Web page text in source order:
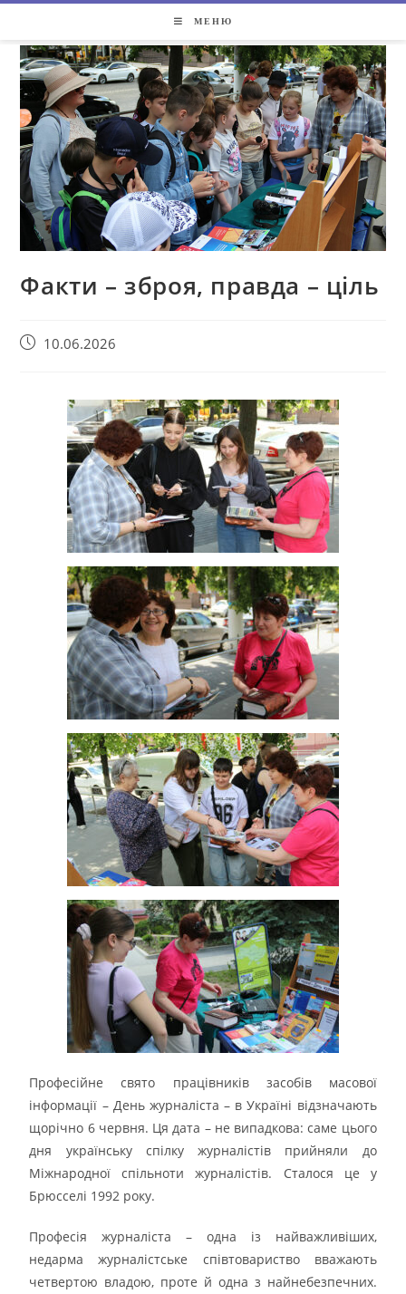
МЕНЮ
Факти – зброя, правда – ціль
10.06.2026
Професійне свято працівників засобів масової
інформації – День журналіста – в Україні відзначають
щорічно 6 червня. Ця дата – не випадкова: саме цього
дня українську спілку журналістів прийняли до
Міжнародної спільноти журналістів. Сталося це у
Брюсселі 1992 року.
Професія журналіста – одна із найважливіших,
недарма журналістське співтовариство вважають
четвертою владою, проте й одна з найнебезпечних.